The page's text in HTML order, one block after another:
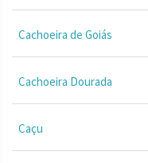
Cachoeira de Goiás
Cachoeira Dourada
Caçu